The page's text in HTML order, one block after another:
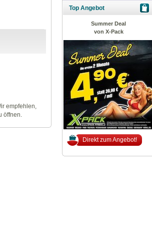
empfehlen,
öffnen.
Top Angebot
Summer Deal
von X-Pack
Direkt zum Angebot!